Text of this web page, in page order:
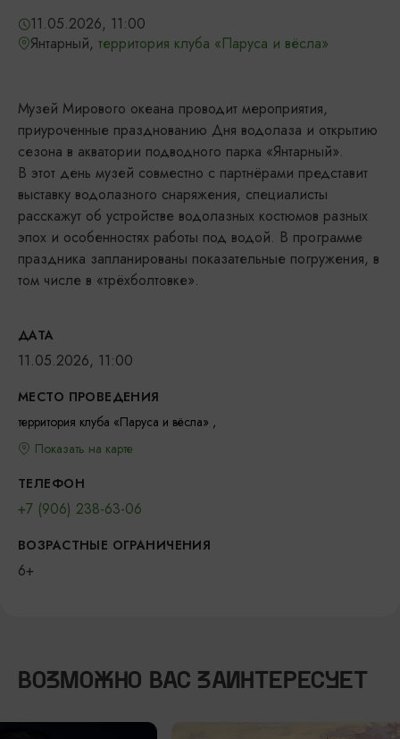
11.05.2026, 11:00
Янтарный, территория клуба «Паруса и вёсла»
Музей Мирового океана проводит мероприятия,
приуроченные празднованию Дня водолаза и открытию
сезона в акватории подводного парка «Янтарный».
В этот день музей совместно с партнёрами представит
выставку водолазного снаряжения, специалисты
расскажут об устройстве водолазных костюмов разных
эпох и особенностях работы под водой. В программе
праздника запланированы показательные погружения, в
том числе в «трёхболтовке».
ДАТА
11.05.2026, 11:00
МЕСТО ПРОВЕДЕНИЯ
территория клуба «Паруса и вёсла» ,
Показать на карте
ТЕЛЕФОН
+7 (906) 238-63-06
ВОЗРАСТНЫЕ ОГРАНИЧЕНИЯ
6+
ВОЗМОЖНО ВАС ЗАИНТЕРЕСУЕТ